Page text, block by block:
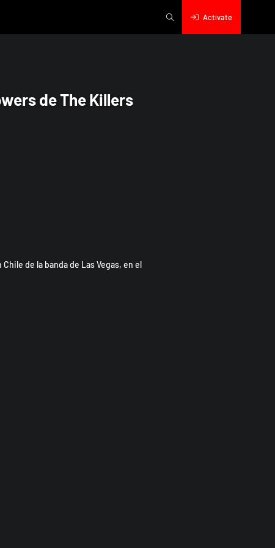
Actívate
de The Killers
de la banda de Las Vegas, en el